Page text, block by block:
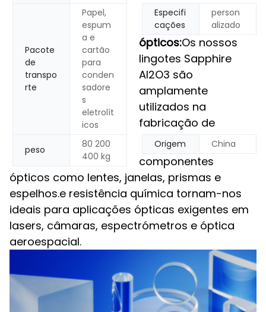
Pacote
de
transpo
rte
Papel,
espum
a e
cartão
para
conden
sadore
s
eletrolít
icos
Especifi
cações
person
alizado
peso
80 200
400 kg
Origem China
ópticos:Os nossos
lingotes Sapphire
Al2O3 são
amplamente
utilizados na
fabricação de
componentes
ópticos como lentes, janelas, prismas e
espelhos.e resistência química tornam-nos
ideais para aplicações ópticas exigentes em
lasers, câmaras, espectrómetros e óptica
aeroespacial.